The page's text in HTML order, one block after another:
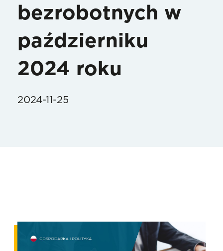
bezrobotnych w
październiku
2024 roku
2024-11-25